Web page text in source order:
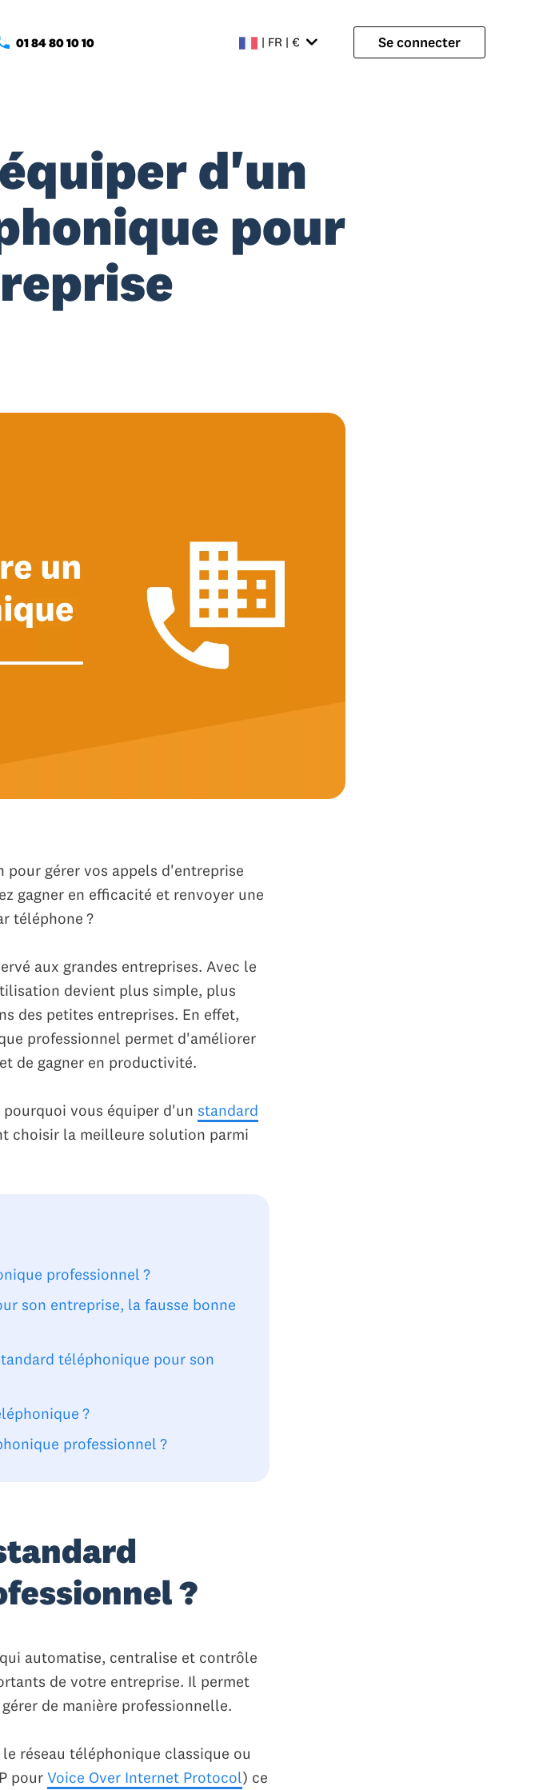
01 84 80 10 10 | FR | € Se connecter
d'un
pour
gérer vos appels d'entreprise
gagner en efficacité et renvoyer une
téléphone ?
aux grandes entreprises. Avec le
devient plus simple, plus
des petites entreprises. En effet,
professionnel permet d'améliorer
de gagner en productivité.
vous équiper d'un standard
choisir la meilleure solution parmi
professionnel ?
son entreprise, la fausse bonne
téléphonique pour son
?
professionnel ?
?
automatise, centralise et contrôle
de votre entreprise. Il permet
de manière professionnelle.
réseau téléphonique classique ou
pour Voice Over Internet Protocol) ce